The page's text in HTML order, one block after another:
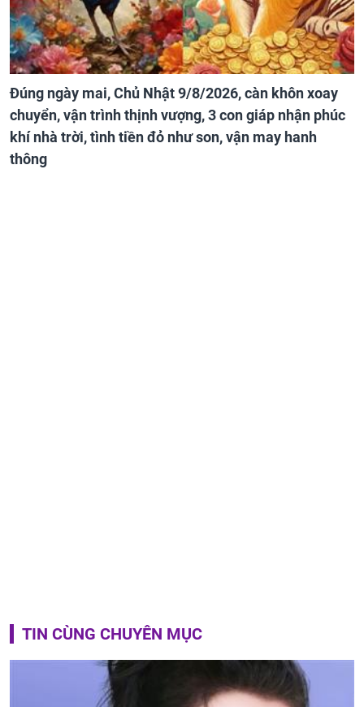
Đúng ngày mai, Chủ Nhật 9/8/2026, càn khôn xoay
chuyển, vận trình thịnh vượng, 3 con giáp nhận phúc
khí nhà trời, tình tiền đỏ như son, vận may hanh
thông
TIN CÙNG CHUYÊN MỤC